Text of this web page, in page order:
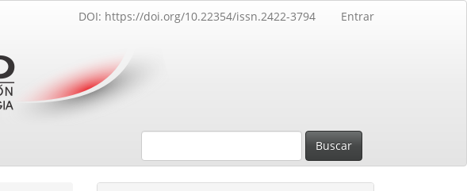
DOI: https://doi.org/10.22354/issn.2422-3794 Entrar
Buscar